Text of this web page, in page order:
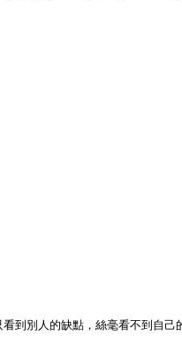
看到別人的缺點，絲毫看不到自己